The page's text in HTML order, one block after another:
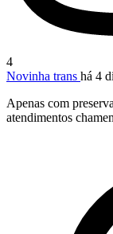
4
Novinha trans há 4
Apenas com
atendimentos